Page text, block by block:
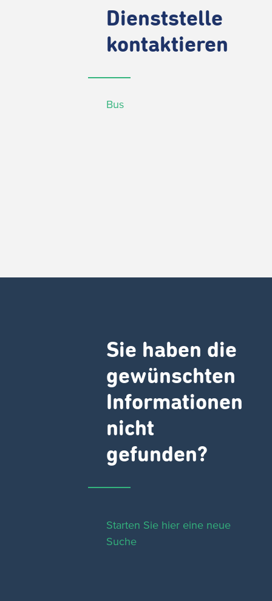
Dienststelle
kontaktieren
Bus
Sie haben die
gewünschten
Informationen
nicht
gefunden?
Starten Sie hier eine neue
Suche